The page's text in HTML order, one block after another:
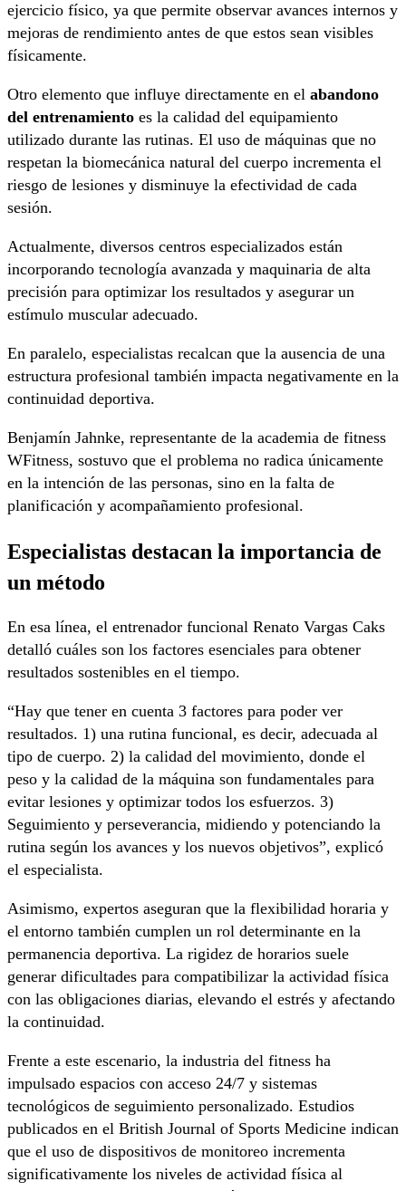
ejercicio físico, ya que permite observar avances internos y
mejoras de rendimiento antes de que estos sean visibles
físicamente.
Otro elemento que influye directamente en el abandono
del entrenamiento es la calidad del equipamiento
utilizado durante las rutinas. El uso de máquinas que no
respetan la biomecánica natural del cuerpo incrementa el
riesgo de lesiones y disminuye la efectividad de cada
sesión.
Actualmente, diversos centros especializados están
incorporando tecnología avanzada y maquinaria de alta
precisión para optimizar los resultados y asegurar un
estímulo muscular adecuado.
En paralelo, especialistas recalcan que la ausencia de una
estructura profesional también impacta negativamente en la
continuidad deportiva.
Benjamín Jahnke, representante de la academia de fitness
WFitness, sostuvo que el problema no radica únicamente
en la intención de las personas, sino en la falta de
planificación y acompañamiento profesional.
Especialistas destacan la importancia de
un método
En esa línea, el entrenador funcional Renato Vargas Caks
detalló cuáles son los factores esenciales para obtener
resultados sostenibles en el tiempo.
“Hay que tener en cuenta 3 factores para poder ver
resultados. 1) una rutina funcional, es decir, adecuada al
tipo de cuerpo. 2) la calidad del movimiento, donde el
peso y la calidad de la máquina son fundamentales para
evitar lesiones y optimizar todos los esfuerzos. 3)
Seguimiento y perseverancia, midiendo y potenciando la
rutina según los avances y los nuevos objetivos”, explicó
el especialista.
Asimismo, expertos aseguran que la flexibilidad horaria y
el entorno también cumplen un rol determinante en la
permanencia deportiva. La rigidez de horarios suele
generar dificultades para compatibilizar la actividad física
con las obligaciones diarias, elevando el estrés y afectando
la continuidad.
Frente a este escenario, la industria del fitness ha
impulsado espacios con acceso 24/7 y sistemas
tecnológicos de seguimiento personalizado. Estudios
publicados en el British Journal of Sports Medicine indican
que el uso de dispositivos de monitoreo incrementa
significativamente los niveles de actividad física al